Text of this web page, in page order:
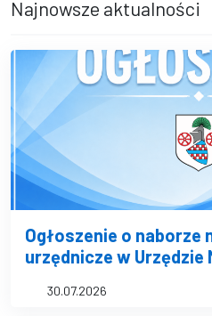
Najnowsze aktualności
Ogłoszenie o naborze
urzędnicze w Urzędzie
30.07.2026